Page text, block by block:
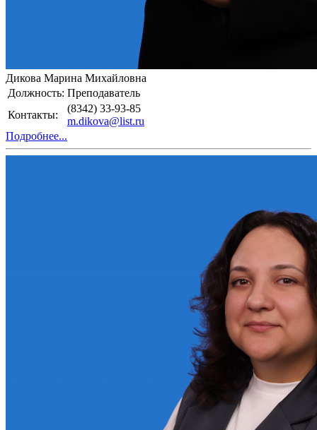
Дикова Марина Михайловна
Должность: Преподаватель
Контакты:
(8342) 33-93-85
m.dikova@list.ru
Подробнее...